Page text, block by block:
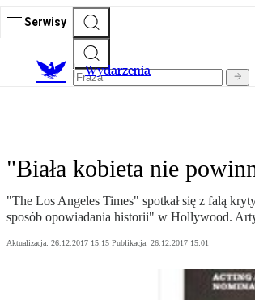
Serwisy
Wydarzenia
"Biała kobieta nie
"The Los Angeles Times" spotkał się z falą
sposób opowiadania historii" w Hollywood.
Aktualizacja: 26.12.2017 15:15 Publikacja: 26.12.2017 15:01